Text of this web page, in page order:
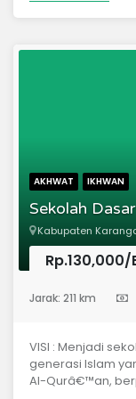
AKHWAT IKHWAN
Sekolah
Kabupaten
Rp.130,000/
Jarak: 211 km
VISI : Menjadi
generasi Islam
Al-Qurâ€™an,